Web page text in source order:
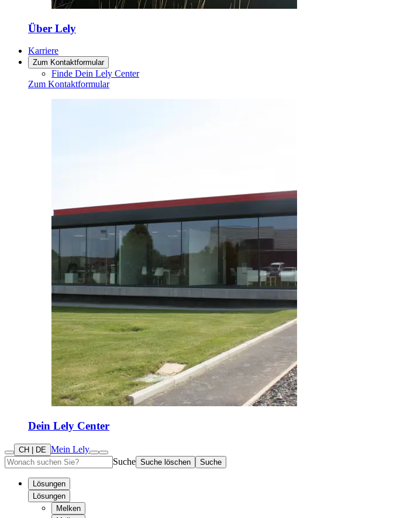
Über Lely
Karriere
Zum Kontaktformular
Finde Dein Lely Center
Zum Kontaktformular
Dein Lely Center
CH | DE Mein Lely
Suche Suche löschen Suche
Lösungen
Lösungen
Melken